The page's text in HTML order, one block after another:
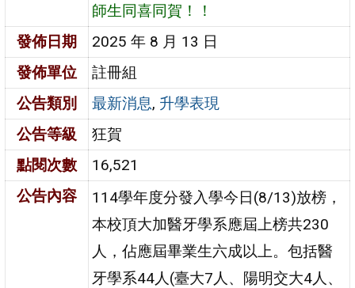
師生同喜同賀！！
發佈日期
2025 年 8 月 13 日
發佈單位
註冊組
公告類別
最新消息, 升學表現
公告等級
狂賀
點閱次數
16,521
公告內容
114學年度分發入學今日(8/13)放榜，
本校頂大加醫牙學系應屆上榜共230
人，佔應屆畢業生六成以上。包括醫
牙學系44人(臺大7人、陽明交大4人、